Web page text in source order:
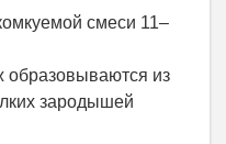
смеси 11–
образовываются из
зародышей